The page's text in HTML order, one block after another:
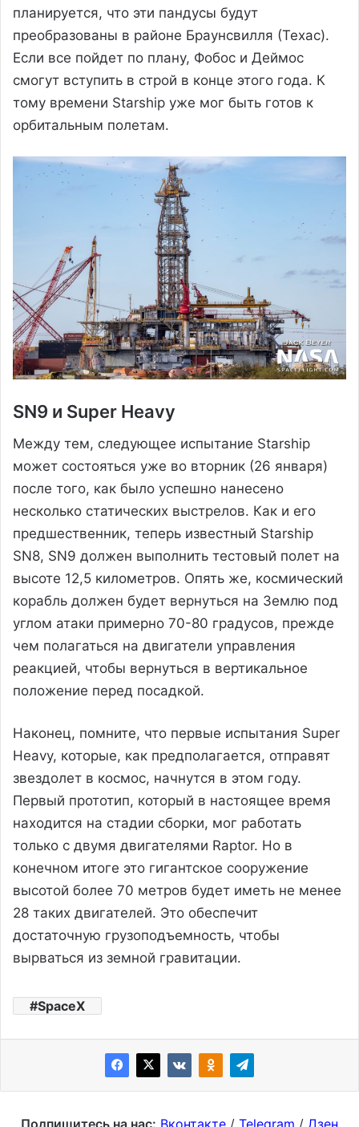
планируется, что эти пандусы будут
преобразованы в районе Браунсвилля (Техас).
Если все пойдет по плану, Фобос и Деймос
смогут вступить в строй в конце этого года. К
тому времени Starship уже мог быть готов к
орбитальным полетам.
SN9 и Super Heavy
Между тем, следующее испытание Starship
может состояться уже во вторник (26 января)
после того, как было успешно нанесено
несколько статических выстрелов. Как и его
предшественник, теперь известный Starship
SN8, SN9 должен выполнить тестовый полет на
высоте 12,5 километров. Опять же, космический
корабль должен будет вернуться на Землю под
углом атаки примерно 70-80 градусов, прежде
чем полагаться на двигатели управления
реакцией, чтобы вернуться в вертикальное
положение перед посадкой.
Наконец, помните, что первые испытания Super
Heavy, которые, как предполагается, отправят
звездолет в космос, начнутся в этом году.
Первый прототип, который в настоящее время
находится на стадии сборки, мог работать
только с двумя двигателями Raptor. Но в
конечном итоге это гигантское сооружение
высотой более 70 метров будет иметь не менее
28 таких двигателей. Это обеспечит
достаточную грузоподъемность, чтобы
вырваться из земной гравитации.
SpaceX
Подпишитесь на нас: Вконтакте / Telegram / Дзен